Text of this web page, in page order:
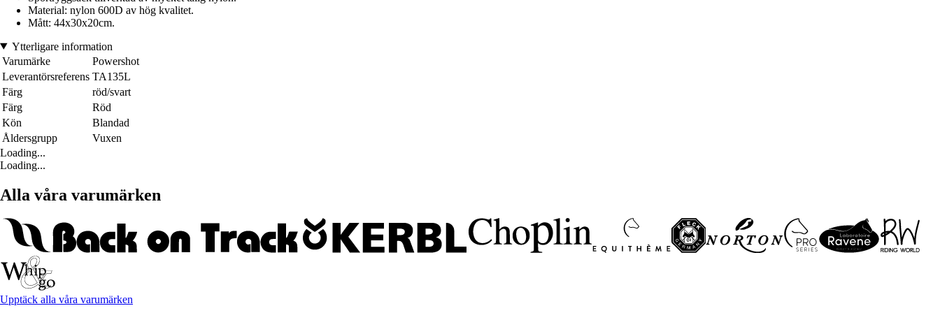
Material: nylon 600D av hög kvalitet.
Mått: 44x30x20cm.
Ytterligare information
Varumärke
Powershot
Leverantörsreferens TA135L
Färg
röd/svart
Färg
Röd
Kön
Blandad
Åldersgrupp
Vuxen
Loading...
Loading...
Alla våra varumärken
Upptäck alla våra varumärken